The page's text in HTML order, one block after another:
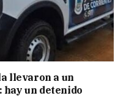
llevaron a un
un detenido